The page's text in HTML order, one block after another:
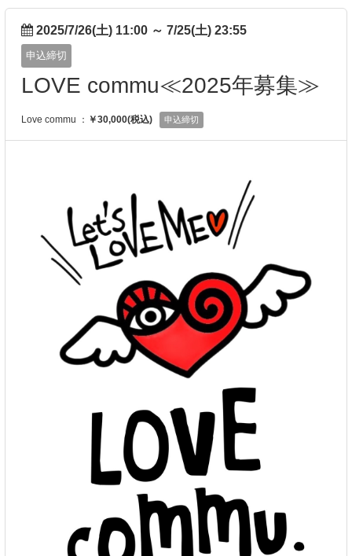
2025/7/26(土) 11:00 ～ 7/25(土) 23:55
申込締切
LOVE commu≪2025年募集≫
Love commu ： ￥30,000(税込) 申込締切